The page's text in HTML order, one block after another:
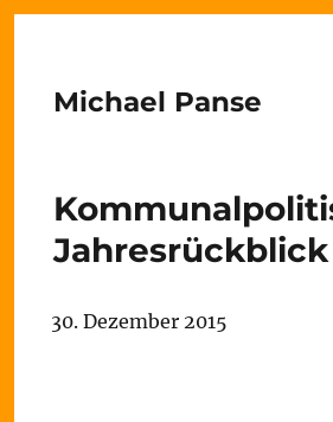
Michael Panse
Jahresrückblick
30. Dezember 2015